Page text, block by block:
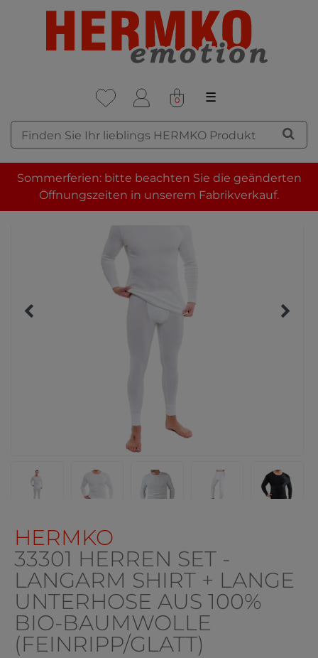
0 ☰
Sommerferien: bitte beachten Sie die geänderten
Öffnungszeiten in unserem Fabrikverkauf.
HERMKO
33301 HERREN SET -
LANGARM SHIRT + LANGE
UNTERHOSE AUS 100%
BIO-BAUMWOLLE
(FEINRIPP/GLATT)